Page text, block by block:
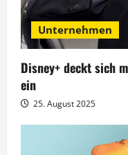
v
i
g
a
t
Unternehmen
Disney+ deckt sich
ein
25. August 2025